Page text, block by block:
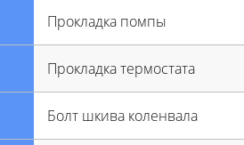
Прокладка помпы
Прокладка термостата
Болт шкива коленвала